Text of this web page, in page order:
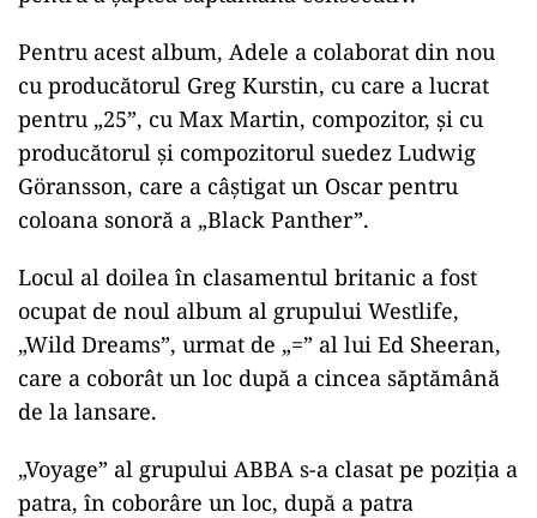
Pentru acest album, Adele a colaborat din nou
cu producătorul Greg Kurstin, cu care a lucrat
pentru „25”, cu Max Martin, compozitor, şi cu
producătorul şi compozitorul suedez Ludwig
Göransson, care a câştigat un Oscar pentru
coloana sonoră a „Black Panther”.
Locul al doilea în clasamentul britanic a fost
ocupat de noul album al grupului Westlife,
„Wild Dreams”, urmat de „=” al lui Ed Sheeran,
care a coborât un loc după a cincea săptămână
de la lansare.
„Voyage” al grupului ABBA s-a clasat pe poziţia a
patra, în coborâre un loc, după a patra